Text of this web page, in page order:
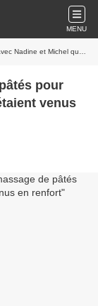
MENU
qui étaient venus en renfort
pour
venus